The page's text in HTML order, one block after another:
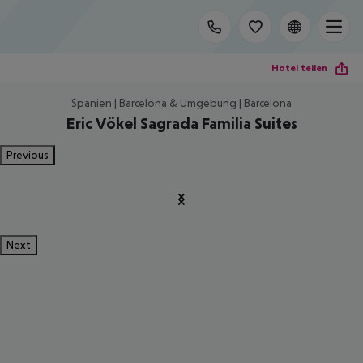
Hotel teilen
Spanien | Barcelona & Umgebung | Barcelona
Eric Vökel Sagrada Familia Suites
Previous
Next